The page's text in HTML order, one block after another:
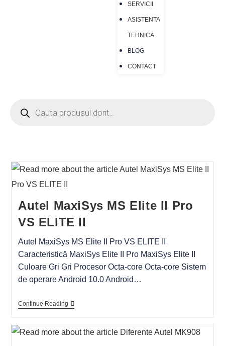
SERVICII
ASISTENTA
TEHNICA
BLOG
CONTACT
Autel MaxiSys MS Elite II Pro
VS ELITE II
Autel MaxiSys MS Elite II Pro VS ELITE II
Caracteristică MaxiSys Elite II Pro MaxiSys Elite II
Culoare Gri Gri Procesor Octa-core Octa-core Sistem
de operare Android 10.0 Android…
Continue Reading